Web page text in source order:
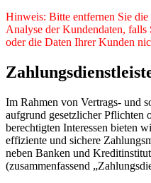
Hinweis: Bitte entfernen Sie
Analyse der Kundendaten,
oder die Daten Ihrer Kunden
Im Rahmen von Vertrags- und
aufgrund gesetzlicher Pflichten
berechtigten Interessen bieten
effiziente und sichere
neben Banken und
(zusammenfassend